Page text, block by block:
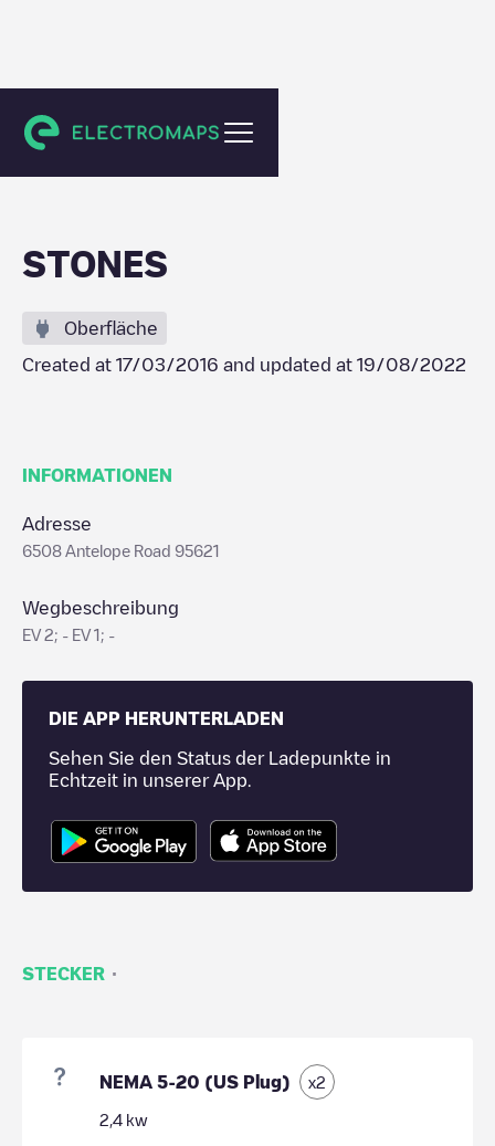
Citrus Heights
STONES
Oberfläche
Created at 17/03/2016 and updated at 19/08/2022
INFORMATIONEN
Adresse
6508 Antelope Road 95621
Wegbeschreibung
EV 2; - EV 1; -
DIE APP HERUNTERLADEN
Sehen Sie den Status der Ladepunkte in
Echtzeit in unserer App.
STECKER ·
NEMA 5-20 (US Plug) x2
2,4 kw